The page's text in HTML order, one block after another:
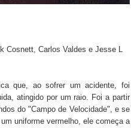
Cosnett, Carlos Valdes e Jesse L
que, ao sofrer um acidente, foi
atingido por um raio. Foi a partir
do "Campo de Velocidade", e se
uniforme vermelho, ele começa a